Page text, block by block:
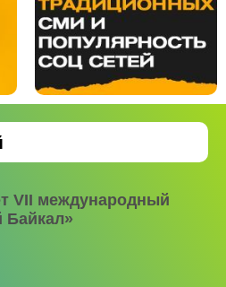
VII международный